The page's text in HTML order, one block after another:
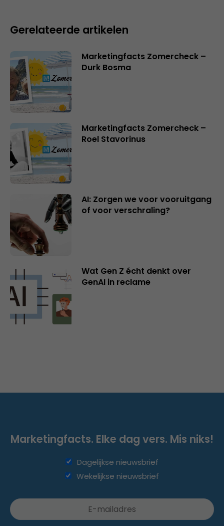
Gerelateerde artikelen
Marketingfacts Zomercheck –
Durk Bosma
Marketingfacts Zomercheck –
Roel Stavorinus
AI: Zorgen we voor vooruitgang
of voor verschraling?
Wat Gen Z écht denkt over
GenAI in reclame
Marketingfacts. Elke dag vers. Mis niks!
Dagelijkse nieuwsbrief
Wekelijkse nieuwsbrief